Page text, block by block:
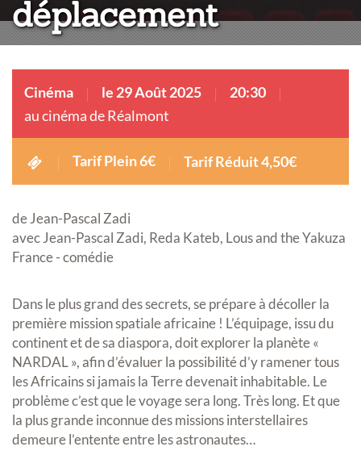
déplacement
Cinéma le 29 Août 2025
20:30
au cinéma de Réalmont
Tarif Plein 6€ Tarif Réduit 4,50€
de Jean-Pascal Zadi
avec Jean-Pascal Zadi, Reda Kateb, Lous and the Yakuza
France - comédie
Dans le plus grand des secrets, se prépare à décoller la
première mission spatiale africaine ! L’équipage, issu du
continent et de sa diaspora, doit explorer la planète «
NARDAL », afin d’évaluer la possibilité d’y ramener tous
les Africains si jamais la Terre devenait inhabitable. Le
problème c’est que le voyage sera long. Très long. Et que
la plus grande inconnue des missions interstellaires
demeure l’entente entre les astronautes…